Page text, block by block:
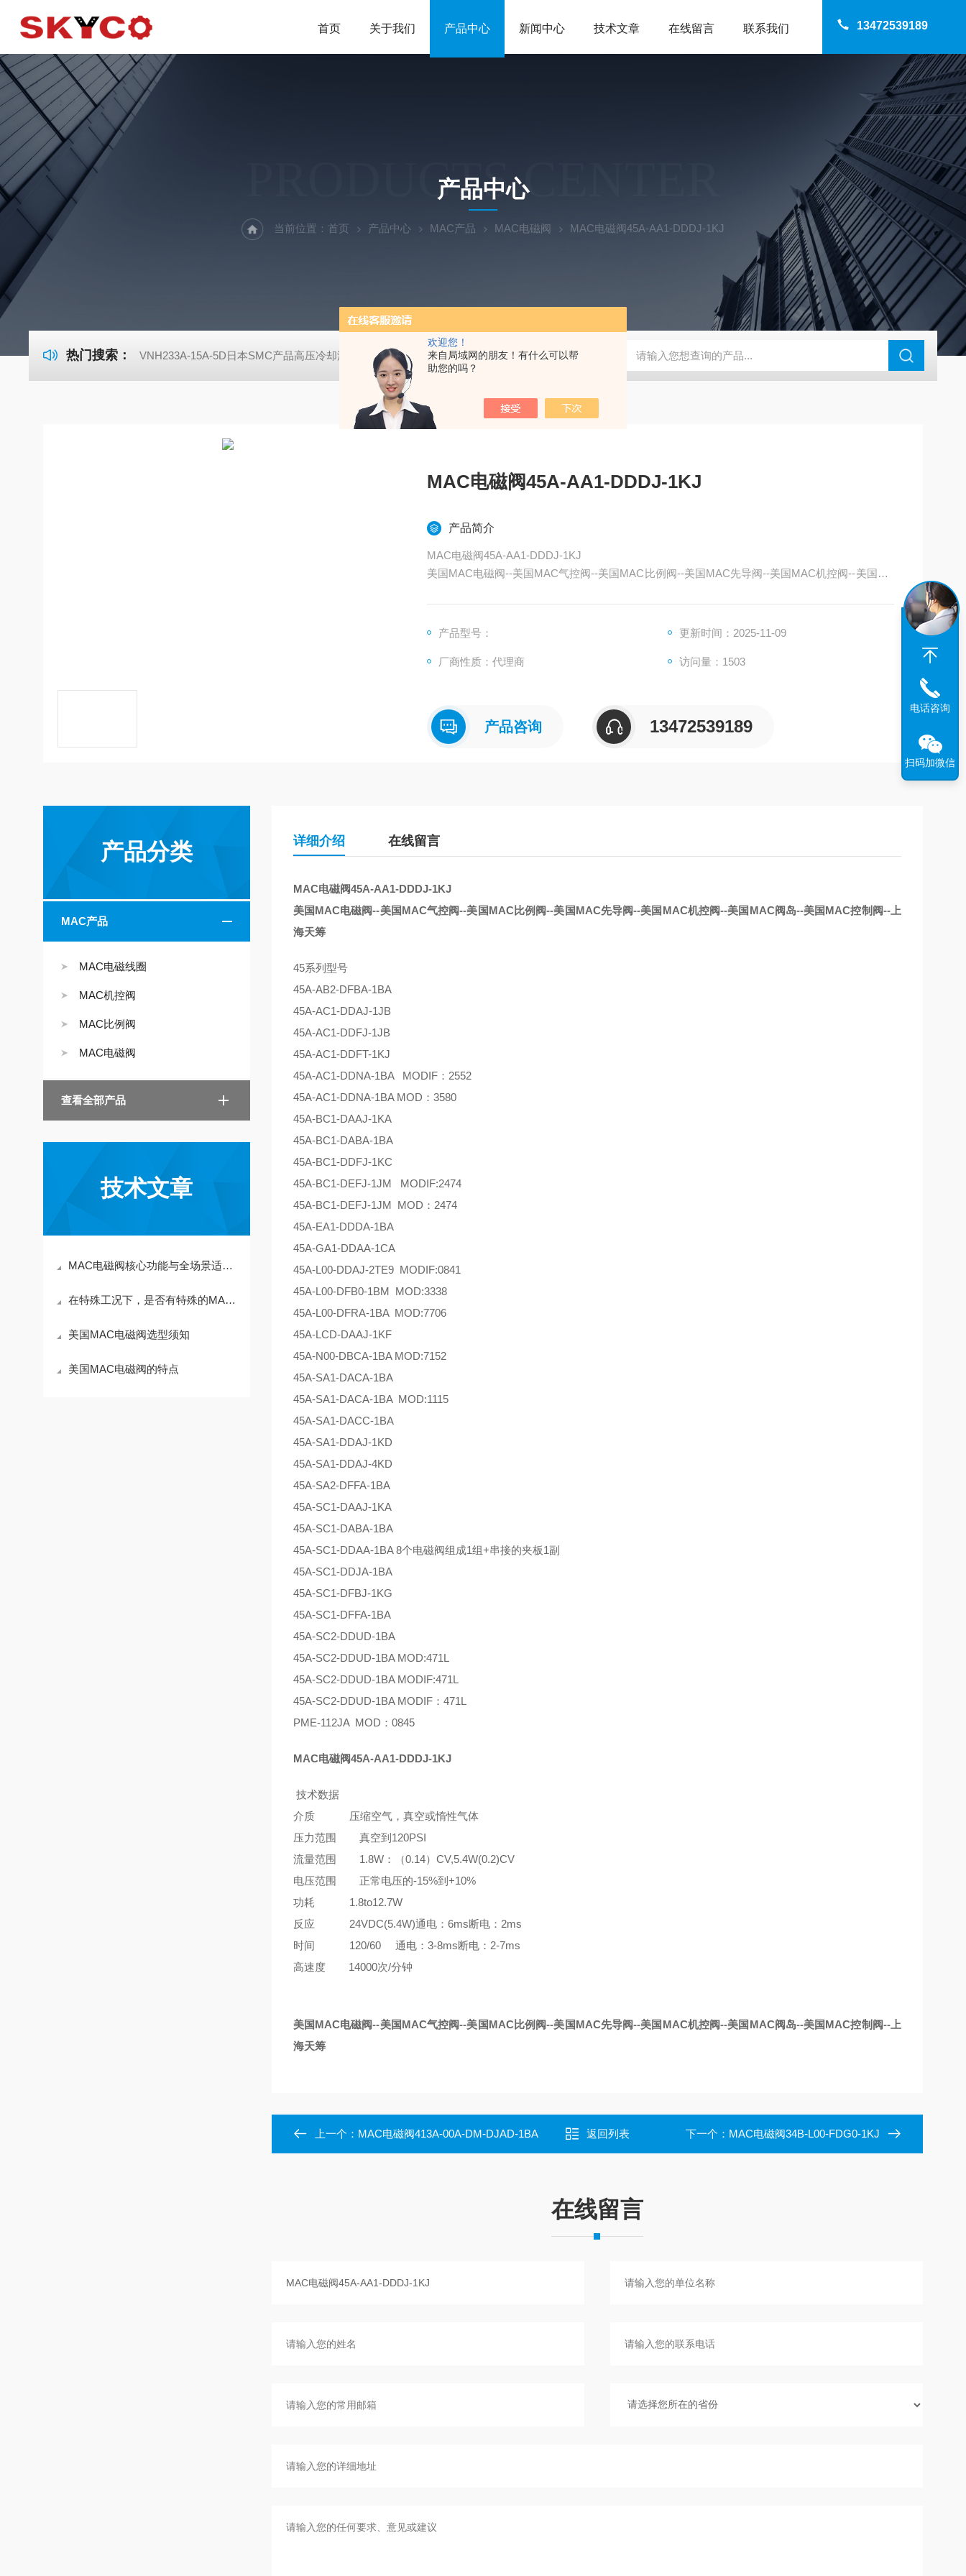
欢迎您！
来自局域网的朋友！有什么可以帮
助您的吗？
13472539189
首页 关于我们 产品中心 新闻中心 技术文章 在线留言 联系我们
PRODUCTS CENTER
产品中心
当前位置： 首页 产品中心 MAC产品 MAC电磁阀 MAC电磁阀45A-AA1-DDDJ-1KJ
热门搜索： VNH233A-15A-5D日本SMC产品高压冷却液用阀 MVSD-180-4E1-AC220V代理金器Mindman电磁阀MVSD-180-4E1-AC220V 麦特沃克
MAC电磁阀45A-AA1-DDDJ-1KJ
产品简介
MAC电磁阀45A-AA1-DDDJ-1KJ
美国MAC电磁阀--美国MAC气控阀--美国MAC比例阀--美国MAC先导阀--美国MAC机控阀--美国MA
产品型号： 更新时间：2025-11-09
厂商性质：代理商 访问量：1503
产品咨询 13472539189
产品分类
MAC产品
MAC电磁线圈
MAC机控阀
MAC比例阀
MAC电磁阀
查看全部产品
技术文章
MAC电磁阀核心功能与全场景适配指南
在特殊工况下，是否有特殊的MAC电磁阀产品可供选择？
美国MAC电磁阀选型须知
美国MAC电磁阀的特点
详细介绍 在线留言
MAC电磁阀45A-AA1-DDDJ-1KJ
美国MAC电磁阀--美国MAC气控阀--美国MAC比例阀--美国MAC先导阀--美国MAC机控阀--美国MAC阀岛--美国MAC控制阀--上
海天筹
45系列型号
45A-AB2-DFBA-1BA
45A-AC1-DDAJ-1JB
45A-AC1-DDFJ-1JB
45A-AC1-DDFT-1KJ
45A-AC1-DDNA-1BA MODIF：2552
45A-AC1-DDNA-1BA MOD：3580
45A-BC1-DAAJ-1KA
45A-BC1-DABA-1BA
45A-BC1-DDFJ-1KC
45A-BC1-DEFJ-1JM MODIF:2474
45A-BC1-DEFJ-1JM MOD：2474
45A-EA1-DDDA-1BA
45A-GA1-DDAA-1CA
45A-L00-DDAJ-2TE9 MODIF:0841
45A-L00-DFB0-1BM MOD:3338
45A-L00-DFRA-1BA MOD:7706
45A-LCD-DAAJ-1KF
45A-N00-DBCA-1BA MOD:7152
45A-SA1-DACA-1BA
45A-SA1-DACA-1BA MOD:1115
45A-SA1-DACC-1BA
45A-SA1-DDAJ-1KD
45A-SA1-DDAJ-4KD
45A-SA2-DFFA-1BA
45A-SC1-DAAJ-1KA
45A-SC1-DABA-1BA
45A-SC1-DDAA-1BA 8个电磁阀组成1组+串接的夹板1副
45A-SC1-DDJA-1BA
45A-SC1-DFBJ-1KG
45A-SC1-DFFA-1BA
45A-SC2-DDUD-1BA
45A-SC2-DDUD-1BA MOD:471L
45A-SC2-DDUD-1BA MODIF:471L
45A-SC2-DDUD-1BA MODIF：471L
PME-112JA MOD：0845
MAC电磁阀45A-AA1-DDDJ-1KJ
技术数据
介质 压缩空气，真空或惰性气体
压力范围 真空到120PSI
流量范围 1.8W：（0.14）CV,5.4W(0.2)CV
电压范围 正常电压的-15%到+10%
功耗 1.8to12.7W
反应 24VDC(5.4W)通电：6ms断电：2ms
时间 120/60 通电：3-8ms断电：2-7ms
高速度 14000次/分钟
美国MAC电磁阀--美国MAC气控阀--美国MAC比例阀--美国MAC先导阀--美国MAC机控阀--美国MAC阀岛--美国MAC控制阀--上
海天筹
上一个： MAC电磁阀413A-00A-DM-DJAD-1BA 返回列表 下一个： MAC电磁阀34B-L00-FDG0-1KJ
在线留言
电话咨询
扫码加微信